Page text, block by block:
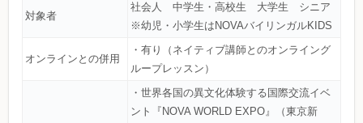
対象者
社会人 中学生・高校生 大学生 シニア
※幼児・小学生はNOVAバイリンガルKIDS
オンラインとの併用
・有り（ネイティブ講師とのオンライング
ループレッスン）
・世界各国の異文化体験する国際交流イベ
ント『NOVA WORLD EXPO』（東京新